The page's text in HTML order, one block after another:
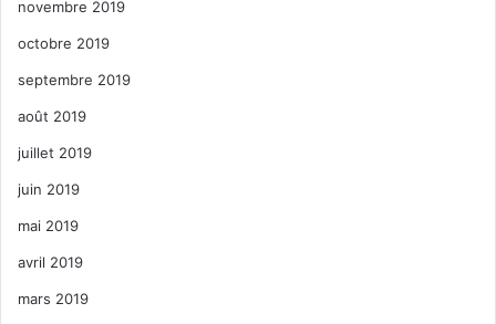
novembre 2019
octobre 2019
septembre 2019
août 2019
juillet 2019
juin 2019
mai 2019
avril 2019
mars 2019